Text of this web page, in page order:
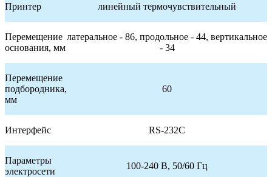
Принтер линейный термочувствительный
Перемещение
основания, мм
латеральное - 86, продольное - 44, вертикальное
- 34
Перемещение
подбородника,
мм
60
Интерфейс RS-232C
Параметры
электросети
100-240 В, 50/60 Гц